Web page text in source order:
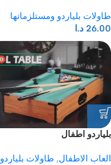
طاولات بلياردو ومستلزماتها
26.00 د.ا
بلياردو اطفال
العاب الاطفال, طاولات بلياردو